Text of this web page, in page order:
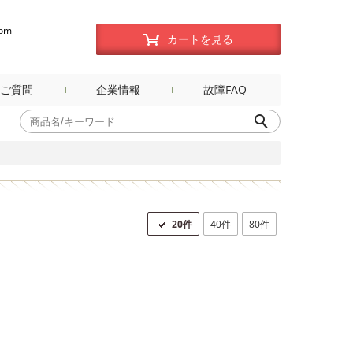
カートを見る
質問 企業情報 故障FAQ
20件 40件 80件